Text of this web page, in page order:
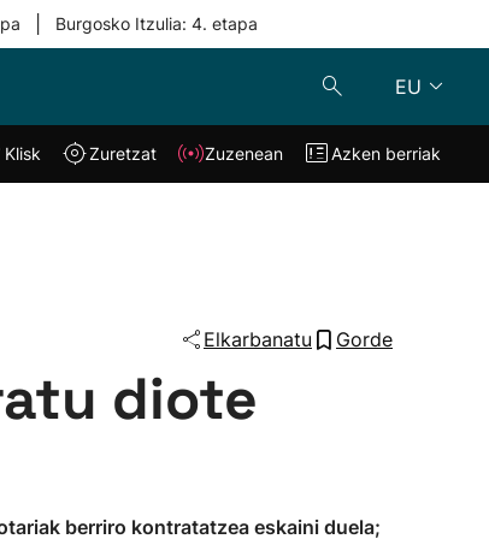
Burgosko Itzulia: 4. etapa
EU
Klisk Zuzenean
Klisk Zuretzat Zuzenean Azken berriak
Elkarbanatu Gorde
diote
berriro kontratatzea eskaini duela;